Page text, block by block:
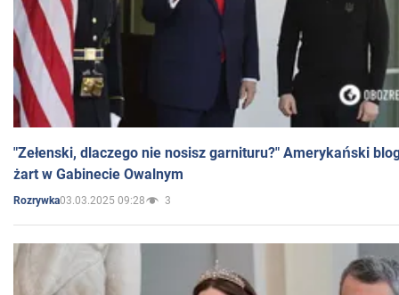
"Zełenski, dlaczego nie nosisz garnituru?" Amerykański
żart w Gabinecie Owalnym
Rozrywka03.03.2025 09:28 3